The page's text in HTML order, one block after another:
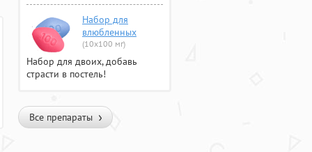
Набор для
влюбленных
(10х100 мг)
Набор для двоих, добавь
страсти в постель!
Все препараты